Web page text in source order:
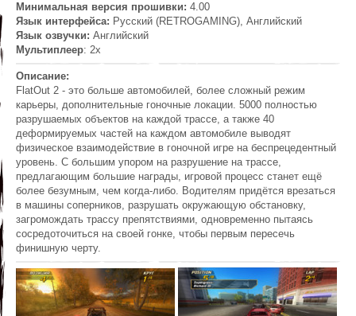
Минимальная версия прошивки: 4.00
Язык интерфейса: Русский (RETROGAMING), Английский
Язык озвучки: Английский
Мультиплеер: 2x
Описание:
FlatOut 2 - это больше автомобилей, более сложный режим
карьеры, дополнительные гоночные локации. 5000 полностью
разрушаемых объектов на каждой трассе, а также 40
деформируемых частей на каждом автомобиле выводят
физическое взаимодействие в гоночной игре на беспрецедентный
уровень. С большим упором на разрушение на трассе,
предлагающим большие награды, игровой процесс станет ещё
более безумным, чем когда-либо. Водителям придётся врезаться
в машины соперников, разрушать окружающую обстановку,
загромождать трассу препятствиями, одновременно пытаясь
сосредоточиться на своей гонке, чтобы первым пересечь
финишную черту.